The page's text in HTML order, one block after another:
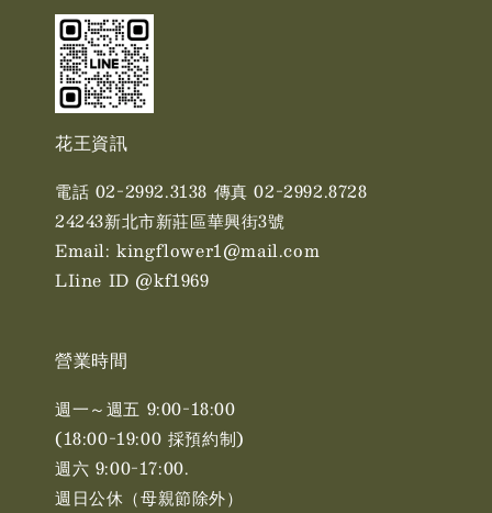
花王資訊
電話 02-2992.3138 傳真 02-2992.8728
24243新北市新莊區華興街3號
Email: kingflower1@mail.com
LIine ID @kf1969
營業時間
週一～週五 9:00-18:00
(18:00-19:00 採預約制)
週六 9:00-17:00. ​​
週日公休（母親節除外）